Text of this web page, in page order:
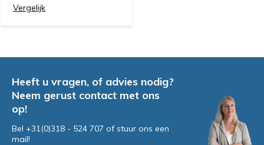
Vergelijk
Heeft u vragen, of advies nodig?
Neem gerust contact met ons
op!
Bel +31(0)318 - 524 707 of stuur ons een
mail!